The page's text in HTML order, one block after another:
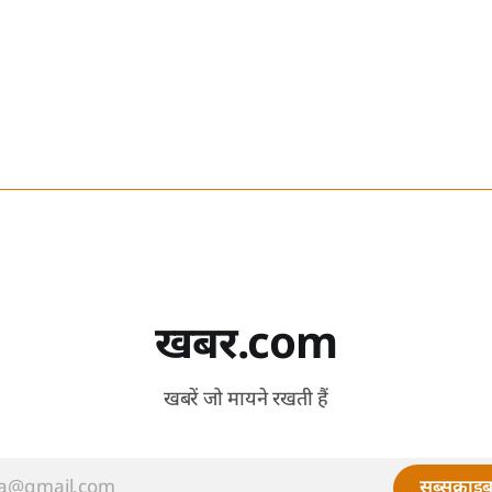
खबर.com
खबरें जो मायने रखती हैं